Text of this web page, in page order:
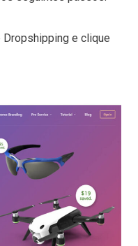
Dropshipping e clique